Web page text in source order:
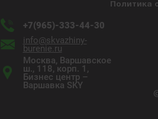
Политика
+7(965)-333-44-30
info@skvazhiny-
burenie.ru
Москва, Варшавское
ш., 118, корп. 1,
Бизнес центр –
Варшавка SKY